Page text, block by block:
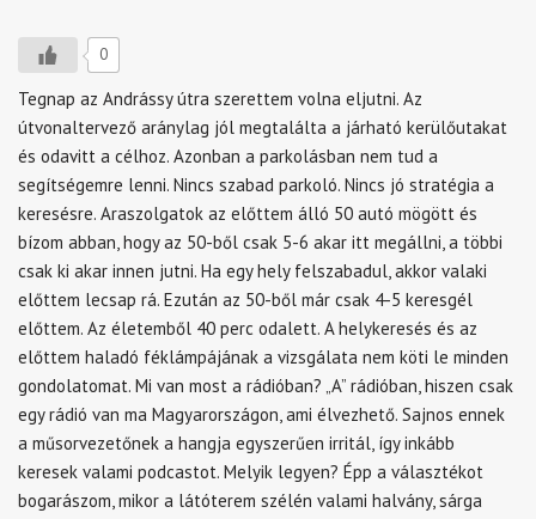
0
Tegnap az Andrássy útra szerettem volna eljutni. Az
útvonaltervező aránylag jól megtalálta a járható kerülőutakat
és odavitt a célhoz. Azonban a parkolásban nem tud a
segítségemre lenni. Nincs szabad parkoló. Nincs jó stratégia a
keresésre. Araszolgatok az előttem álló 50 autó mögött és
bízom abban, hogy az 50-ből csak 5-6 akar itt megállni, a többi
csak ki akar innen jutni. Ha egy hely felszabadul, akkor valaki
előttem lecsap rá. Ezután az 50-ből már csak 4-5 keresgél
előttem. Az életemből 40 perc odalett. A helykeresés és az
előttem haladó féklámpájának a vizsgálata nem köti le minden
gondolatomat. Mi van most a rádióban? „A” rádióban, hiszen csak
egy rádió van ma Magyarországon, ami élvezhető. Sajnos ennek
a műsorvezetőnek a hangja egyszerűen irritál, így inkább
keresek valami podcastot. Melyik legyen? Épp a választékot
bogarászom, mikor a látóterem szélén valami halvány, sárga